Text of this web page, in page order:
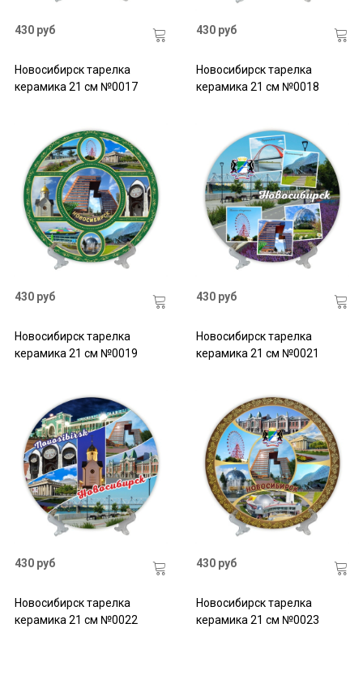
430 руб
Новосибирск тарелка
керамика 21 см №0017
430 руб
Новосибирск тарелка
керамика 21 см №0018
430 руб
Новосибирск тарелка
керамика 21 см №0019
430 руб
Новосибирск тарелка
керамика 21 см №0021
430 руб
Новосибирск тарелка
керамика 21 см №0022
430 руб
Новосибирск тарелка
керамика 21 см №0023